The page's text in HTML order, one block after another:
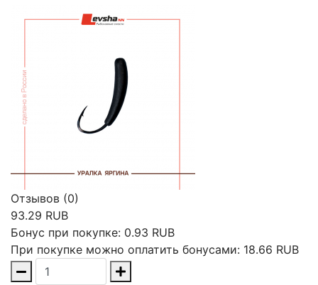
Отзывов (0)
93.29 RUB
Бонус при покупке: 0.93 RUB
При покупке можно оплатить бонусами: 18.66 RUB